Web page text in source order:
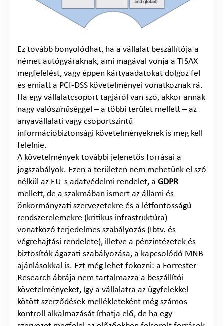
Ez tovább bonyolódhat, ha a vállalat beszállítója a
német autógyáraknak, ami magával vonja a TISAX
megfelelést, vagy éppen kártyaadatokat dolgoz fel
és emiatt a PCI-DSS követelményei vonatkoznak rá.
Ha egy vállalatcsoport tagjáról van szó, akkor annak
nagy valószínűséggel – a többi terület mellett – az
anyavállalati vagy csoportszintű
információbiztonsági követelményeknek is meg kell
felelnie.
A követelmények további jelenetős forrásai a
jogszabályok. Ezen a területen nem mehetünk el szó
nélkül az EU-s adatvédelmi rendelet, a GDPR
mellett, de a szakmában ismert az állami és
önkormányzati szervezetekre és a létfontosságú
rendszerelemekre (kritikus infrastruktúra)
vonatkozó terjedelmes szabályozás (Ibtv. és
végrehajtási rendelete), illetve a pénzintézetek és
biztosítók ágazati szabályozása, a kapcsolódó MNB
ajánlásokkal is. Ezt még lehet fokozni: a Forrester
Research ábrája nem tartalmazza a beszállítói
követelményeket, így a vállalatra az ügyfelekkel
kötött szerződések mellékleteként még számos
kontroll alkalmazását írhatja elő, de ha egy